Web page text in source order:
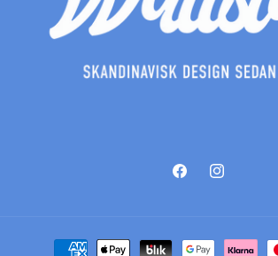
FacebookInstagram
Betalningsmetoder